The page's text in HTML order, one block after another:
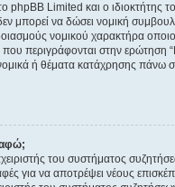
phpBB Limited και ο ιδιοκτήτης
μπορεί να δώσει νομική συμβουλή
νομικού χαρακτήρα
που περιγράφονται στην ερώτηση
ή θέματα κατάχρησης πάνω
του συστήματος
για να αποτρέψει νέους